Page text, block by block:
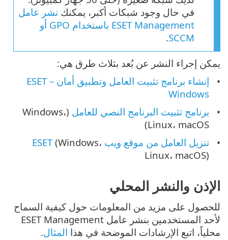
في حال وجود شبكات أكبر، يمكنك نشر عامل
ESET Management باستخدام GPO أو
SCCM
.
يمكن إجراء النشر عن بُعد بثلاث طرق هي:
إنشاء برنامج تثبيت العامل وتطبيق أمان ESET –
Windows
برنامج تثبيت البرنامج النصي للعامل (Windows،
Linux، macOS)
تنزيل العامل من موقع ويب ESET (Windows،
Linux، macOS)
الإذن والنشر المحلي
للحصول على مزيد من المعلومات حول كيفية السماح
لأحد المستخدمين بنشر عامل ESET Management
محلياً، اتبع الإرشادات الموضحة في هذا المثال.